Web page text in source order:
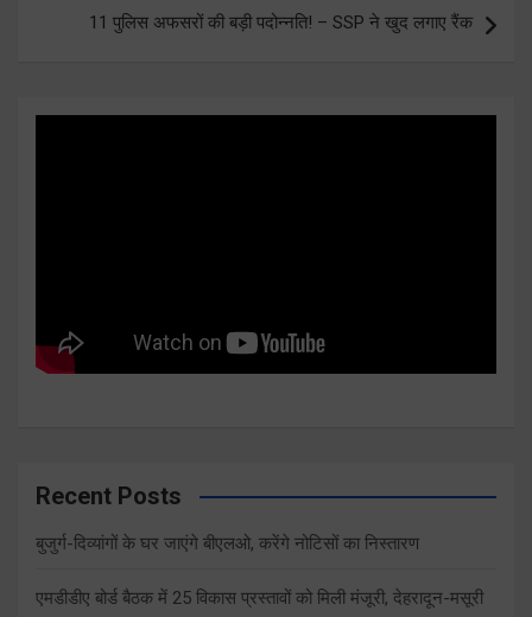
11 पुलिस अफसरों की बड़ी पदोन्नति! – SSP ने खुद लगाए रैंक
Recent Posts
बुजुर्ग-दिव्यांगों के घर जाएंगे बीएलओ, करेंगे नोटिसों का निस्तारण
एमडीडीए बोर्ड बैठक में 25 विकास प्रस्तावों को मिली मंजूरी, देहरादून-मसूरी